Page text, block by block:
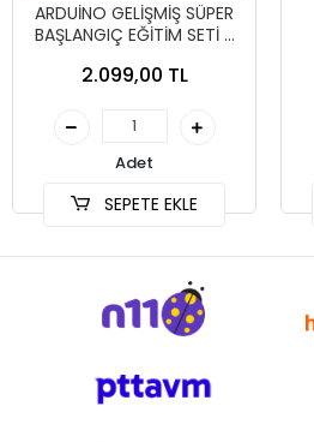
ARDUİNO GELİŞMİŞ SÜPER
BAŞLANGIÇ EĞİTİM SETİ +
2.099,00 TL
Adet
SEPETE EKLE